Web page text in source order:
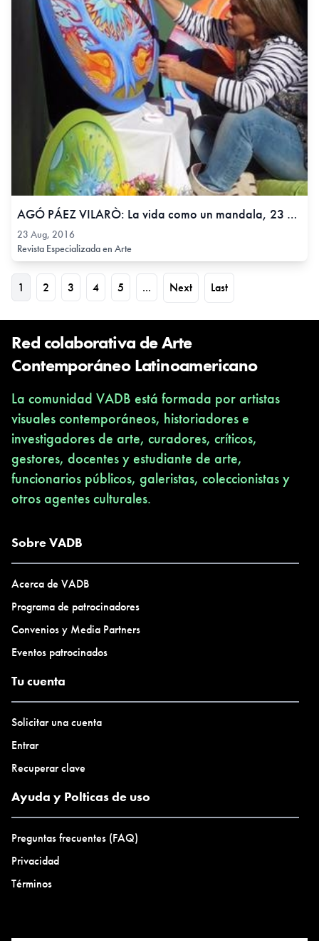
AGÓ PÁEZ VILARÒ: La vida como un mandala, 23 Aug, 2016
23 Aug, 2016
Revista Especializada en Arte
1 2 3 4 5 ... Next Last
Red colaborativa de Arte
Contemporáneo Latinoamericano
La comunidad VADB está formada por artistas
visuales contemporáneos, historiadores e
investigadores de arte, curadores, críticos,
gestores, docentes y estudiante de arte,
funcionarios públicos, galeristas, coleccionistas y
otros agentes culturales.
Sobre VADB
Acerca de VADB
Programa de patrocinadores
Convenios y Media Partners
Eventos patrocinados
Tu cuenta
Solicitar una cuenta
Entrar
Recuperar clave
Ayuda y Polticas de uso
Preguntas frecuentes (FAQ)
Privacidad
Términos